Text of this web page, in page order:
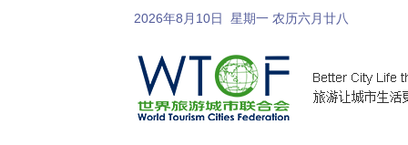
2026年8月10日 星期一 农历六月廿八